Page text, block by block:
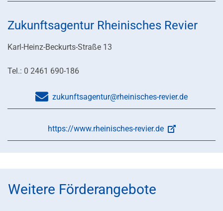
Zukunftsagentur Rheinisches Revier
Karl-Heinz-Beckurts-Straße 13
Tel.: 0 2461 690-186
zukunftsagentur@rheinisches-revier.de
https://www.rheinisches-revier.de
Weitere Förderangebote